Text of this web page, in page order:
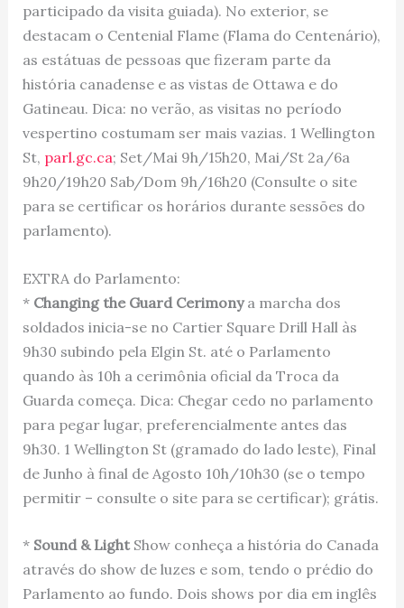
participado da visita guiada). No exterior, se
destacam o Centenial Flame (Flama do Centenário),
as estátuas de pessoas que fizeram parte da
história canadense e as vistas de Ottawa e do
Gatineau. Dica: no verão, as visitas no período
vespertino costumam ser mais vazias. 1 Wellington
St, parl.gc.ca; Set/Mai 9h/15h20, Mai/St 2a/6a
9h20/19h20 Sab/Dom 9h/16h20 (Consulte o site
para se certificar os horários durante sessões do
parlamento).
EXTRA do Parlamento:
* Changing the Guard Cerimonya marcha dos
soldados inicia-se no Cartier Square Drill Hall às
9h30 subindo pela Elgin St. até o Parlamento
quando às 10h a cerimônia oficial da Troca da
Guarda começa. Dica: Chegar cedo no parlamento
para pegar lugar, preferencialmente antes das
9h30. 1 Wellington St (gramado do lado leste), Final
de Junho à final de Agosto 10h/10h30 (se o tempo
permitir – consulte o site para se certificar); grátis.
* Sound & LightShow conheça a história do Canada
através do show de luzes e som, tendo o prédio do
Parlamento ao fundo. Dois shows por dia em inglês